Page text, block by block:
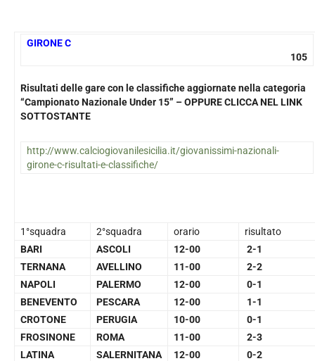
GIRONE C
105
Risultati delle gare con le classifiche aggiornate nella categoria
“Campionato Nazionale Under 15” – OPPURE CLICCA NEL LINK
SOTTOSTANTE
http://www.calciogiovanilesicilia.it/giovanissimi-nazionali-
girone-c-risultati-e-classifiche/
1°squadra 2°squadra orario
risultato
BARI
ASCOLI 12-00
2-1
TERNANA
AVELLINO 11-00
2-2
NAPOLI
PALERMO 12-00
0-1
BENEVENTO
PESCARA 12-00
1-1
CROTONE
PERUGIA 10-00
0-1
FROSINONE
ROMA 11-00
2-3
LATINA
SALERNITANA 12-00 0-2